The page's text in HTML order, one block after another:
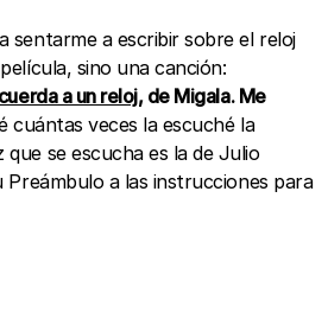
sentarme a escribir sobre el reloj
sino una canción:
a un reloj, de Migala. Me
cuántas veces la escuché la
que se escucha es la de Julio
a las instrucciones para